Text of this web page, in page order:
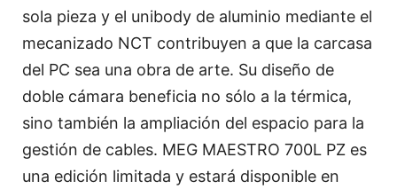
sola pieza y el unibody de aluminio mediante el
mecanizado NCT contribuyen a que la carcasa
del PC sea una obra de arte. Su diseño de
doble cámara beneficia no sólo a la térmica,
sino también la ampliación del espacio para la
gestión de cables. MEG MAESTRO 700L PZ es
una edición limitada y estará disponible en